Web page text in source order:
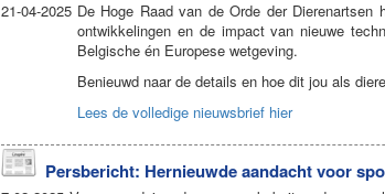
De Hoge Raad van de Orde der Dierenartsen
ontwikkelingen en de impact van nieuwe
Belgische én Europese wetgeving.
Benieuwd naar de details en hoe dit jou als
Lees de volledige nieuwsbrief hier
21-04-2025
Persbericht: Hernieuwde aandacht voor